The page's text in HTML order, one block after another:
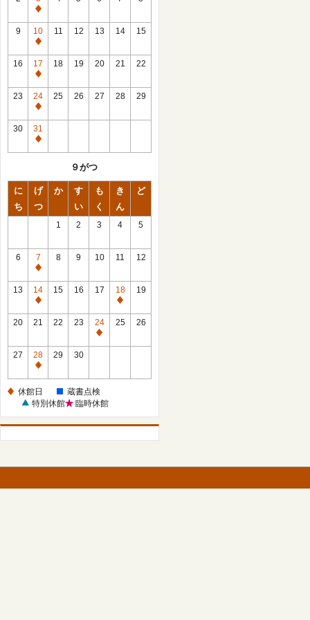
休
館
日
9
10
休
館
日
11 12 13 14 15
16
17
休
館
日
18 19 20 21 22
23
24
休
館
日
25 26 27 28 29
30
31
休
９がつ
に
ち
げ
つ
か
す
い
も
く
き
ん
ど
1 2 3 4 5
6
7
休
館
日
8 9 10 11 12
13
14
休
館
15 16 17
18
休
館
19
20 21 22 23
24
休
25 26
27
28
休
日
29 30
休館日
蔵書点検
特別休館
臨時休館